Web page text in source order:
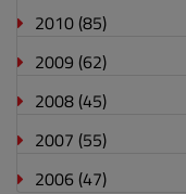
2010 (85)
2009 (62)
2008 (45)
2007 (55)
2006 (47)